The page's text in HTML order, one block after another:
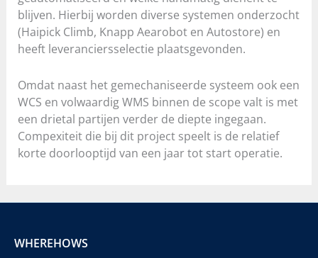
blijven. Hierbij worden diverse systemen onderzocht
(Haipick Climb, Knapp Aearobot en Autostore) en
heeft leveranciersselectie plaatsgevonden.
Omdat naast het gemechaniseerde systeem ook een
WCS en volwaardig WMS binnen de scope valt is met
een drietal partijen verder de diepte ingegaan.
Compexiteit die bij dit project speelt is de relatief
korte doorlooptijd van een jaar tot start operatie.
WHEREHOWS